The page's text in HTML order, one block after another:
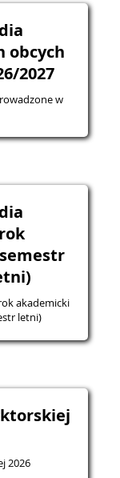
obcych
2027
w
akademicki
letni)
2026